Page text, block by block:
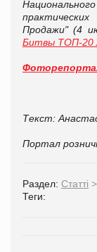
Продажи" (4
Битвы ТОП-20
Текст:
Портал
Раздел: Статті >
Теги: